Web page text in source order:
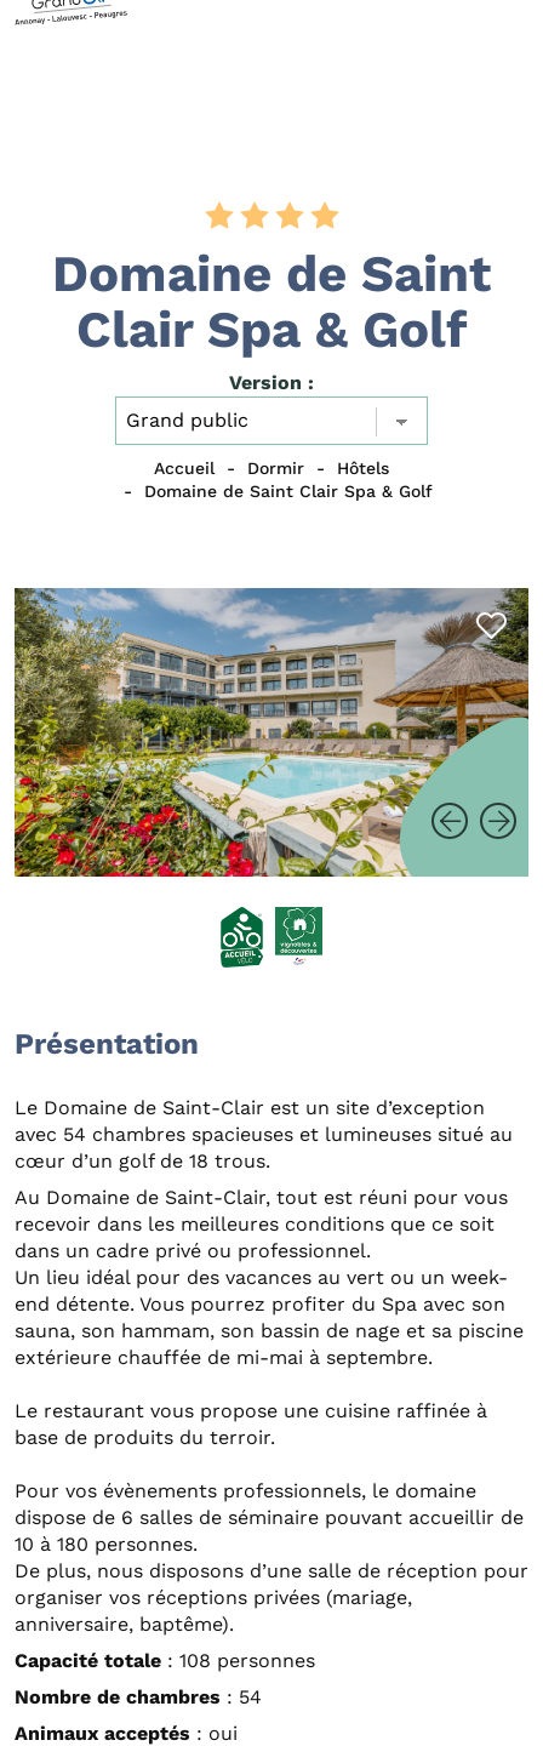
Domaine de Saint
Clair Spa & Golf
Version :
Accueil Dormir
Hôtels
Domaine de Saint Clair Spa & Golf
Présentation
Le Domaine de Saint-Clair est un site d’exception
avec 54 chambres spacieuses et lumineuses situé au
cœur d’un golf de 18 trous.
Au Domaine de Saint-Clair, tout est réuni pour vous
recevoir dans les meilleures conditions que ce soit
dans un cadre privé ou professionnel.
Un lieu idéal pour des vacances au vert ou un week-
end détente. Vous pourrez profiter du Spa avec son
sauna, son hammam, son bassin de nage et sa piscine
extérieure chauffée de mi-mai à septembre.
Le restaurant vous propose une cuisine raffinée à
base de produits du terroir.
Pour vos évènements professionnels, le domaine
dispose de 6 salles de séminaire pouvant accueillir de
10 à 180 personnes.
De plus, nous disposons d’une salle de réception pour
organiser vos réceptions privées (mariage,
anniversaire, baptême).
Capacité totale : 108 personnes
Nombre de chambres : 54
Animaux acceptés : oui